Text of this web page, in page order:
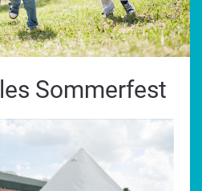
Sommerfest